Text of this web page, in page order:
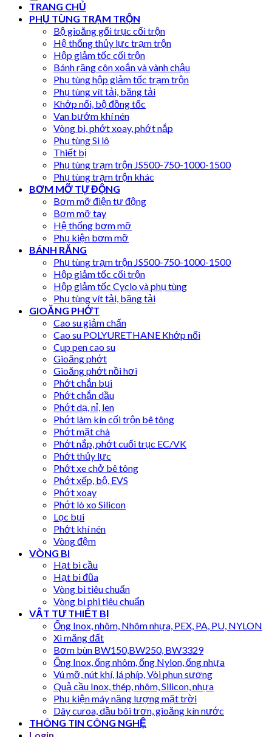
TRANG CHỦ
PHỤ TÙNG TRẠM TRỘN
Bộ gioăng gối trục cối trộn
Hệ thống thủy lực trạm trộn
Hộp giảm tốc cối trộn
Bánh răng côn xoắn và vành chậu
Phụ tùng hộp giảm tốc trạm trộn
Phụ tùng vít tải, băng tải
Khớp nối, bộ đồng tốc
Van bướm khí nén
Vòng bi, phớt xoay, phớt nắp
Phụ tùng Si lô
Thiết bị
Phụ tùng trạm trộn JS500-750-1000-1500
Phụ tùng trạm trộn khác
BƠM MỠ TỰ ĐỘNG
Bơm mỡ điện tự động
Bơm mỡ tay
Hệ thống bơm mỡ
Phụ kiện bơm mỡ
BÁNH RĂNG
Phụ tùng trạm trộn JS500-750-1000-1500
Hộp giảm tốc cối trộn
Hộp giảm tốc Cyclo và phụ tùng
Phụ tùng vít tải, băng tải
GIOĂNG PHỚT
Cao su giảm chấn
Cao su POLYURETHANE Khớp nối
Cup pen cao su
Gioăng phớt
Gioăng phớt nồi hơi
Phớt chắn bụi
Phớt chắn dầu
Phớt dạ, nỉ, len
Phớt làm kín cối trộn bê tông
Phớt mặt chà
Phớt nắp, phớt cuối trục EC/VK
Phớt thủy lực
Phớt xe chở bê tông
Phớt xếp, bộ, EVS
Phớt xoay
Phớt lò xo Silicon
Lọc bụi
Phớt khí nén
Vòng đệm
VÒNG BI
Hạt bi cầu
Hạt bi đũa
Vòng bi tiêu chuẩn
Vòng bi phi tiêu chuẩn
VẬT TƯ THIẾT BỊ
Ống Inox, nhôm, Nhôm nhựa, PEX, PA, PU, NYLON
Xi măng đất
Bơm bùn BW150,BW250, BW3329
Ống Inox, ống nhôm, ống Nylon, ống nhựa
Vú mỡ, nút khí, lá phíp, Vòi phun sương
Quả cầu Inox, thép, nhôm, Silicon, nhựa
Phụ kiện máy năng lượng mặt trời
Dây curoa, dầu bôi trơn, gioăng kín nước
THÔNG TIN CÔNG NGHỆ